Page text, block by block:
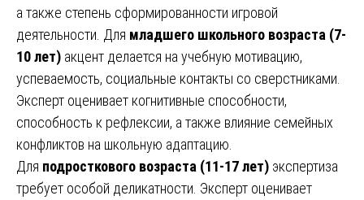
а также степень сформированности игровой
деятельности. Для младшего школьного возраста (7-
10 лет) акцент делается на учебную мотивацию,
успеваемость, социальные контакты со сверстниками.
Эксперт оценивает когнитивные способности,
способность к рефлексии, а также влияние семейных
конфликтов на школьную адаптацию.
Для подросткового возраста (11-17 лет) экспертиза
требует особой деликатности. Эксперт оценивает